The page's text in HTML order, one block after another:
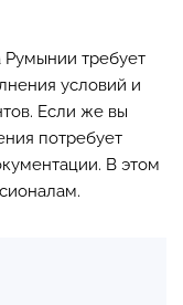
Румынии требует
условий и
Если же вы
потребует
В этом